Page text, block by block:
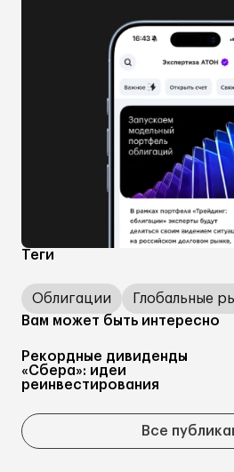
Теги
Облигации Глобальные
Вам может быть интересно
Рекордные дивиденды
«Сбера»: идеи
реинвестирования
Все